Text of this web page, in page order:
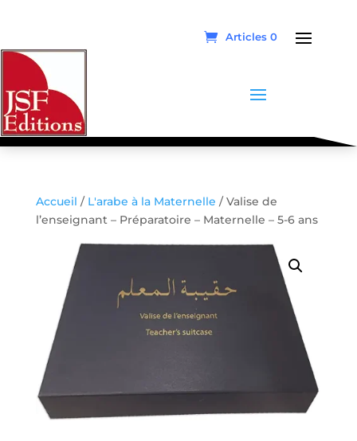
Articles 0
Accueil / L'arabe à la Maternelle / Valise de
l’enseignant – Préparatoire – Maternelle – 5-6 ans